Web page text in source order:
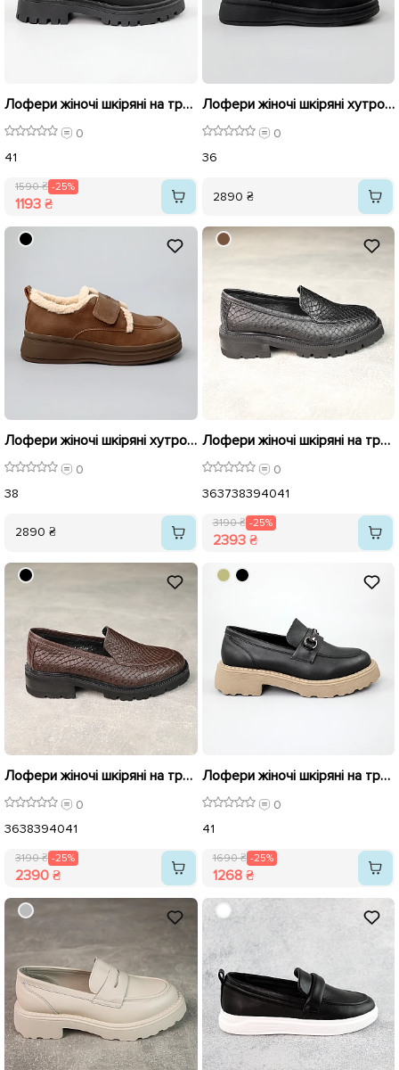
Лофери жіночі шкіряні на тракторній підошві 589564 Чорні розпродаж
0
41
1590 ₴ -25%
1193 ₴
Лофери жіночі шкіряні хутро 589625 Чорні
0
36
2890 ₴
Лофери жіночі шкіряні хутро 589624 Коричневі
0
38
2890 ₴
Лофери жіночі шкіряні на тракторній підошві 588273 Чорні розпродаж
0
363738394041
3190 ₴ -25%
2393 ₴
Лофери жіночі шкіряні на тракторній підошві 588274 Коричневі розпродаж
0
3638394041
3190 ₴ -25%
2390 ₴
Лофери жіночі шкіряні на тракторній підошві 588241 Чорні розпродаж
0
41
1690 ₴ -25%
1268 ₴